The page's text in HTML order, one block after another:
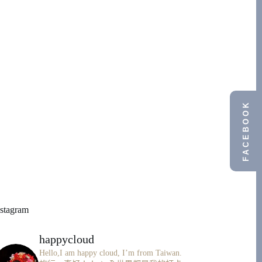
happycloud
Hello,I am happy cloud, I’m from Taiwan.
FACEBOOK